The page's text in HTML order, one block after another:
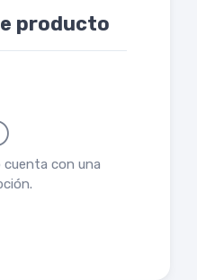
producto
con una